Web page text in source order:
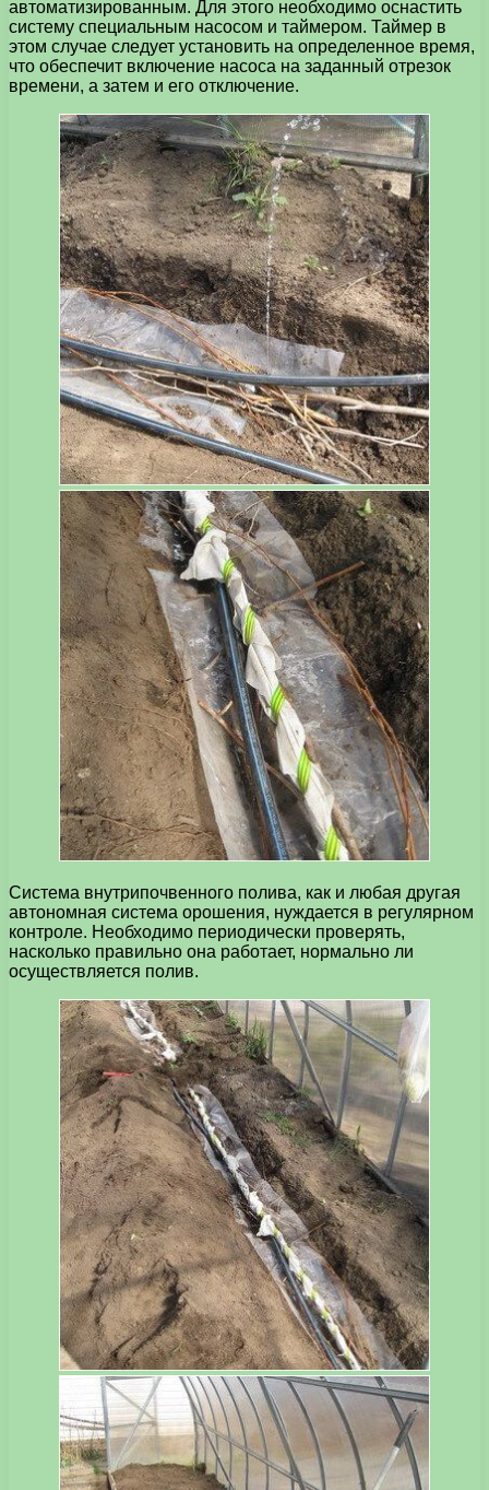
автоматизированным. Для этого необходимо оснастить
систему специальным насосом и таймером. Таймер в
этом случае следует установить на определенное время,
что обеспечит включение насоса на заданный отрезок
времени, а затем и его отключение.
Система внутрипочвенного полива, как и любая другая
автономная система орошения, нуждается в регулярном
контроле. Необходимо периодически проверять,
насколько правильно она работает, нормально ли
осуществляется полив.